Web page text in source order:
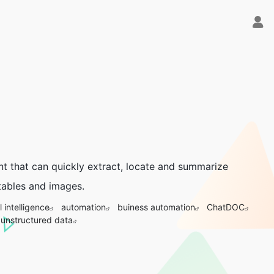
that can quickly extract, locate and summarize
and images.
intelligence automation buiness automation
ChatDOC
unstructured data